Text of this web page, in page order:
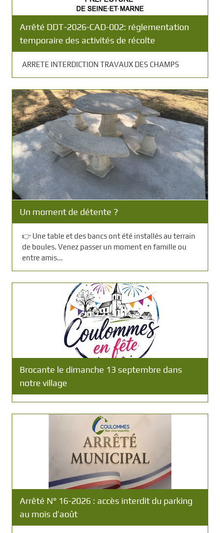
Arrêté DDT-2026-CAD-002: réglementation
temporaire des activités de récolte
ARRETE INTERDICTION TRAVAUX DES CHAMPS
Un moment de détente ?
👉 Une table et des bancs ont été installés au terrain
de boules. Venez passer un moment en famille ou
entre amis...
Brocante le dimanche 13 septembre dans
notre village
Arrêté N° 16-2026 : accès interdit du parking
au mois d’août